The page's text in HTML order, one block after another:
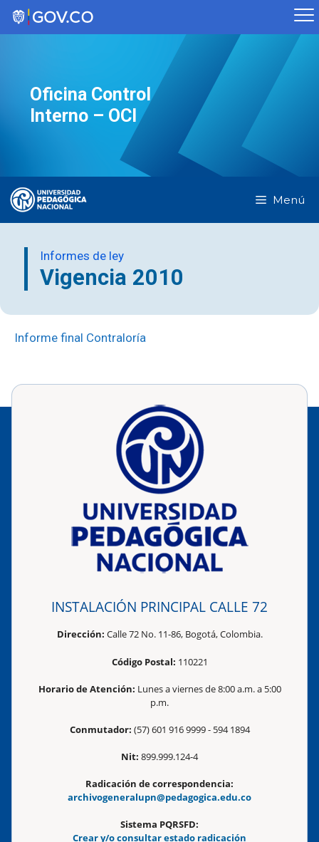
Saltar
Oficina Control
Interno – OCI
Menú
Informes de ley
Vigencia 2010
Informe final Contraloría
INSTALACIÓN PRINCIPAL CALLE 72
Dirección: Calle 72 No. 11-86, Bogotá, Colombia.
Código Postal: 110221
Horario de Atención: Lunes a viernes de 8:00 a.m. a 5:00
p.m.
Conmutador: (57) 601 916 9999 - 594 1894
Nit: 899.999.124-4
Radicación de correspondencia:
archivogeneralupn@pedagogica.edu.co
Sistema PQRSFD:
Crear y/o consultar estado radicación